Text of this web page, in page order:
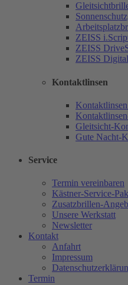
ZEISS
ZEISS
ZEISS Digital
Kontaktlinsen
Gleitsicht-
Gute Nacht-
Service
Termin vereinbaren
Kästner-Service-
Zusatzbrillen-
Unsere Werkstatt
Newsletter
Kontakt
Anfahrt
Impressum
Termin